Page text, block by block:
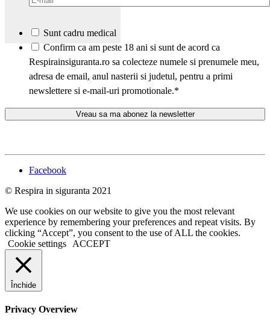
Sunt cadru medical
*
Confirm ca am peste 18 ani si sunt de acord ca
Respirainsiguranta.ro sa colecteze numele si prenumele meu,
adresa de email, anul nasterii si judetul, pentru a primi
newslettere si e-mail-uri promotionale.*
Facebook
© Respira in siguranta 2021
We use cookies on our website to give you the most relevant
experience by remembering your preferences and repeat visits. By
clicking “Accept”, you consent to the use of ALL the cookies.
Cookie settings
ACCEPT
Închide
Privacy Overview